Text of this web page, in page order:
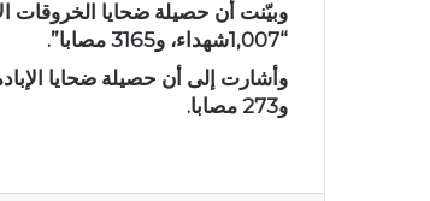
“1,007شهداء، و3165 مصابا”.
و273 مصابا.